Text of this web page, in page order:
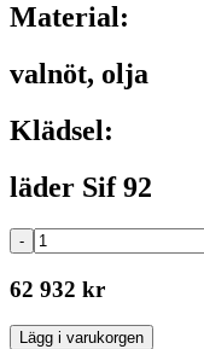
Material:
valnöt, olja
Klädsel:
läder Sif 92
-
62 932 kr
Lägg i varukorgen